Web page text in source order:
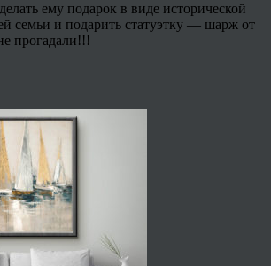
ему подарок в виде исторической
семьи и подарить статуэтку — шарж от
прогадали!!!